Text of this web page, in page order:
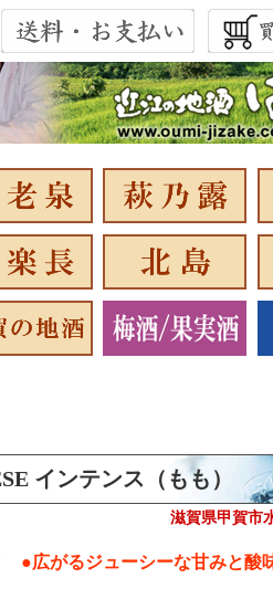
インテンス（もも）
滋賀県甲賀市
●広がるジューシーな甘みと酸